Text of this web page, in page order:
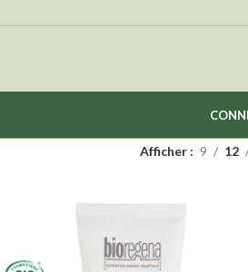
Afficher 9 12